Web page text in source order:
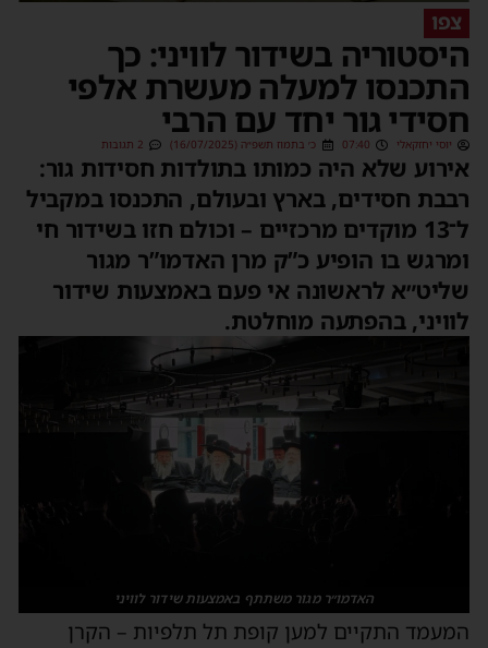
צפו
היסטוריה בשידור לוויני: כך
התכנסו למעלה מעשרת אלפי
חסידי גור יחד עם הרבי
יוסי יחזקאלי 07:40 כ׳ בתמוז תשפ״ה (16/07/2025) 2 תגובות
אירוע שלא היה כמותו בתולדות חסידות גור:
רבבת חסידים, בארץ ובעולם, התכנסו במקביל
ל־13 מוקדים מרכזיים – וכולם חזו בשידור חי
ומרגש בו הופיע כ”ק מרן האדמו”ר מגור
שליט״א לראשונה אי פעם באמצעות שידור
לוויני, בהפתעה מוחלטת.
האדמו״ר מגור משתתף באמצעות שידור לוויני
המעמד התקיים למען קופת תל תלפיות – הקרן